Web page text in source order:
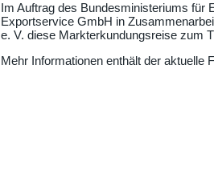
Im Auftrag des Bundesministeriums für
Exportservice GmbH in
e. V. diese Markterkundungsreise zum
Mehr Informationen enthält der aktuelle